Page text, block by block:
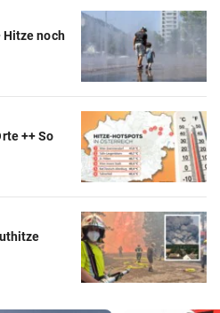
Hitze noch
++ So